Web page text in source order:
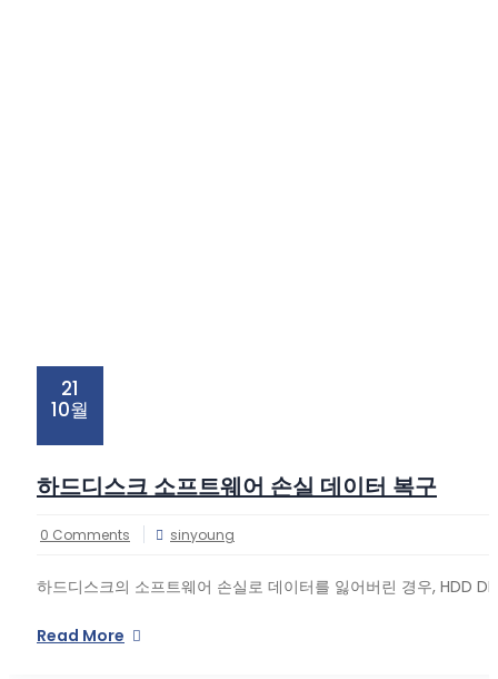
21
10월
하드디스크 소프트웨어 손실 데이터 복구
0 Comments sinyoung
하드디스크의 소프트웨어 손실로 데이터를 잃어버린 경우, HDD
Read More